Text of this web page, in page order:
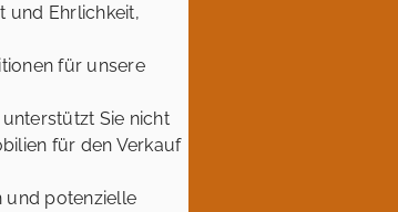
und Ehrlichkeit,
für unsere
Sie nicht
für den Verkauf
und potenzielle